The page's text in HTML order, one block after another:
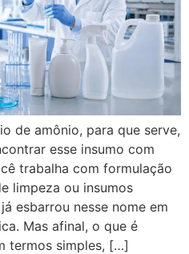
de amônio, para que serve,
esse insumo com
trabalha com formulação
limpeza ou insumos
esbarrou nesse nome em
Mas afinal, o que é
termos simples, […]